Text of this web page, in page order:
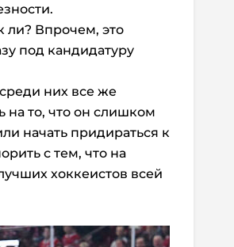
ли? Впрочем, это
под кандидатуру
них все же
на то, что он слишком
начать придираться к
с тем, что на
хоккеистов всей